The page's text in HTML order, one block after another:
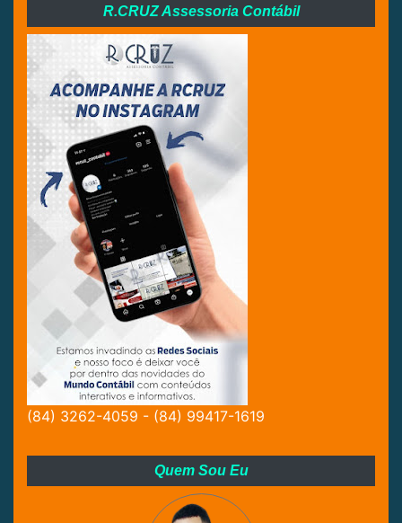
R.CRUZ Assessoria Contábil
(84) 3262-4059 - (84) 99417-1619
Quem Sou Eu